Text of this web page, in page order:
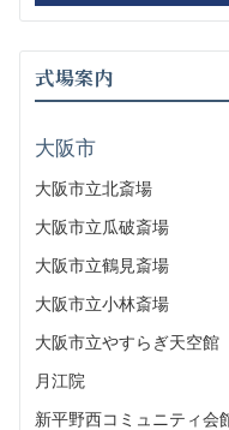
式場案内
大阪市
大阪市立北斎場
大阪市立瓜破斎場
大阪市立鶴見斎場
大阪市立小林斎場
大阪市立やすらぎ天空館
月江院
新平野西コミュニティ会